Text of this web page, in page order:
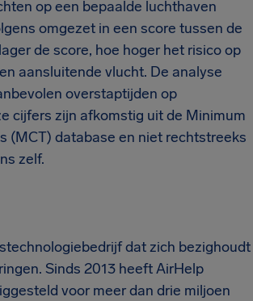
op een bepaalde luchthaven
omgezet in een score tussen de
de score, hoe hoger het risico op
aansluitende vlucht. De analyse
overstaptijden op
cijfers zijn afkomstig uit de Minimum
(MCT) database en niet rechtstreeks
zelf.
dat zich bezighoudt
Sinds 2013 heeft AirHelp
voor meer dan drie miljoen